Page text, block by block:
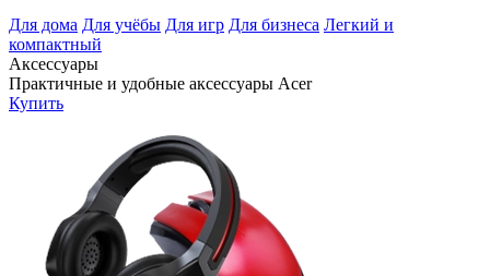
Для дома Для учёбы Для игр Для бизнеса Легкий и
компактный
Аксессуары
Практичные и удобные аксессуары Acer
Купить